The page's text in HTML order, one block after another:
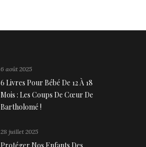
6 août 2025
6 Livres Pour Bébé De 12 À 18
Mois : Les Coups De Cœur De
Bartholomé !
28 juillet 2025